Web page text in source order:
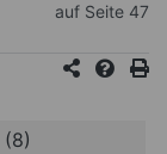
auf Seite 47
(8)